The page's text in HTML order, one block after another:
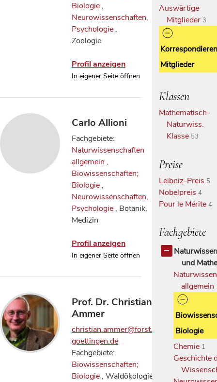
Biologie ,
Neurowissenschaften,
Psychologie ,
Zoologie
Profil anzeigen
In eigener Seite öffnen
Carlo Allioni
Fachgebiete:
Naturwissenschaften
allgemein ,
Biowissenschaften;
Biologie ,
Neurowissenschaften,
Psychologie , Botanik,
Medizin
Profil anzeigen
In eigener Seite öffnen
Prof. Dr. Christian
Ammer
christian.ammer@forst.uni-
goettingen.de
Fachgebiete:
Biowissenschaften;
Biologie , Waldökologie
Auswärtige
Mitglieder 3
Mitglieder
Klassen
Mathematisch-
Naturwiss.
Klasse 53
Preise
Leibniz-Preis 5
Nobelpreis 4
Pour le Mérite 4
Fachgebiete
und
allgemein
Biologie
Chemie 1
Geschichte